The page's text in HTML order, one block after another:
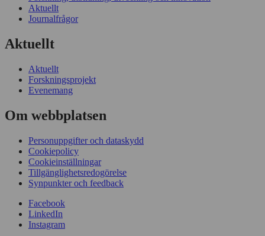
Aktuellt
Journalfrågor
Aktuellt
Aktuellt
Forskningsprojekt
Evenemang
Om webbplatsen
Personuppgifter och dataskydd
Cookiepolicy
Cookieinställningar
Tillgänglighetsredogörelse
Synpunkter och feedback
Facebook
LinkedIn
Instagram